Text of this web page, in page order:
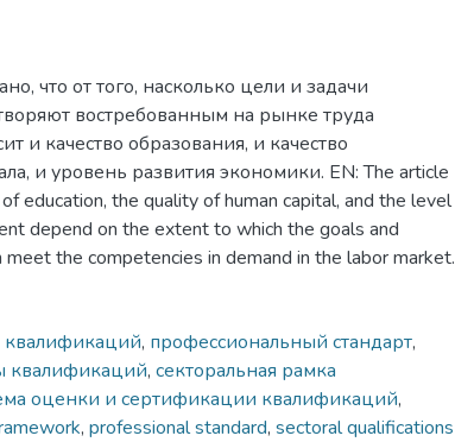
что от того, насколько цели и задачи
востребованным на рынке труда
и качество образования, и качество
и уровень развития экономики. EN: The article
education, the quality of human capital, and the level
depend on the extent to which the goals and
the competencies in demand in the labor market.
квалификаций, профессиональный стандарт,
квалификаций, секторальная рамка
оценки и сертификации квалификаций,
, professional standard, sectoral qualifications